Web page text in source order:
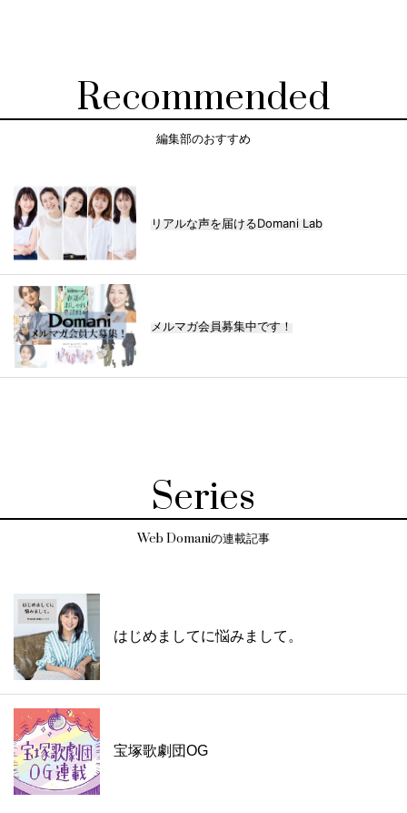
Recommended
編集部のおすすめ
リアルな声を届けるDomani Lab
メルマガ会員募集中です！
Series
Web Domaniの連載記事
はじめましてに悩みまして。
宝塚歌劇団OG